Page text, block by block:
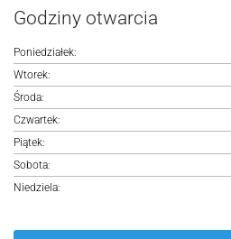
Godziny otwarcia
Poniedziałek:
Wtorek:
Środa:
Czwartek:
Piątek:
Sobota:
Niedziela: